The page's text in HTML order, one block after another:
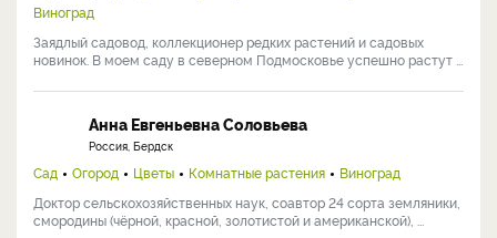
Виноград
Заядлый садовод, коллекционер редких растений и садовых
новинок. В моем саду в северном Подмосковье успешно растут ...
Анна Евгеньевна Соловьева
Россия, Бердск
Сад Огород Цветы Комнатные растения
Виноград
Доктор сельскохозяйственных наук, соавтор 24 сорта земляники,
смородины (чёрной, красной, золотистой и американской), ...